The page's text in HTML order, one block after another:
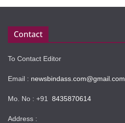
Contact
To Contact Editor
Email : newsbindass.com@gmail.com
Mo. No : +91 8435870614
Address :